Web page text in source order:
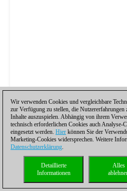
Wir verwenden Cookies und vergleichbare
zur Verfügung zu stellen, die Nutzererfahrungen
Inhalte auszuspielen. Abhängig von ihrem
technisch erforderlichen Cookies auch
eingesetzt werden. Hier können Sie der
Marketing-Cookies widersprechen. Weitere
Datenschutzerklärung.
Alles
Detaillierte
Informationen